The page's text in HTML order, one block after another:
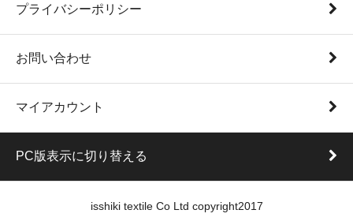
プライバシーポリシー
お問い合わせ
マイアカウント
PC版表示に切り替える
isshiki textile Co Ltd copyright2017